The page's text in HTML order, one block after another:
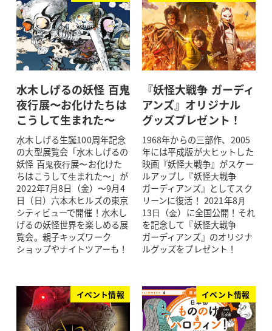
水木しげるの妖怪 百鬼
夜行展〜お化けたちは
こうして生まれた〜
水木しげる生誕100周年記念
の大型展覧会「水⽊しげるの
妖怪 百⻤夜⾏展〜お化けた
ちはこうして⽣まれた〜」が
2022年7月8日（金）〜9月4
日（日）六本木ヒルズの東京
シティビューで開催！水木し
げるの妖怪世界を楽しめる展
覧会。親子キッズワーク
ショップやナイトツアーも！
『妖怪大戦争 ガーディ
アンズ』オリジナル
グッズプレゼント！
1968年からの三部作、2005
年には平成版が⼤ヒットした
映画『妖怪⼤戦争』がスケー
ルアップし『妖怪⼤戦争
ガーディアンズ』としてスク
リーンに復活！ 2021年8⽉
13⽇（⾦）に全国公開！それ
を記念して『妖怪大戦争
ガーディアンズ』のオリジナ
ルグッズをプレゼント！
イベント情報 イベント情報